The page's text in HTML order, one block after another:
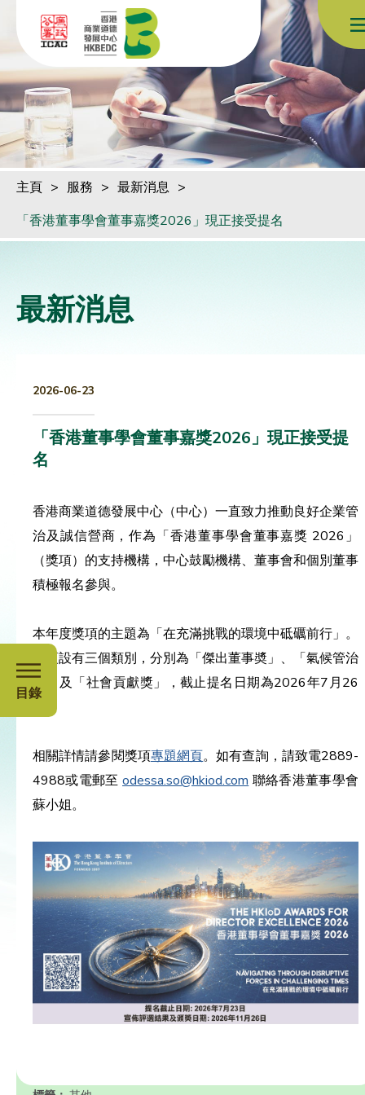
跳到內容（按回車鍵）
主頁 > 服務 > 最新消息 >
「香港董事學會董事嘉獎2026」現正接受提名
目錄
最新消息
2026-06-23
「香港董事學會董事嘉獎2026」現正接受提
名
香港商業道德發展中心（中心）一直致力推動良好企業管
治及誠信營商，作為「香港董事學會董事嘉獎 2026」
（獎項）的支持機構，中心鼓勵機構、董事會和個別董事
積極報名參與。
本年度獎項的主題為「在充滿挑戰的環境中砥礪前行」。
獎項設有三個類別，分別為「傑出董事奬」、「氣候管治
獎」及「社會貢獻獎」，截止提名日期為2026年7月26
日。
相關詳情請參閱獎項專題網頁。如有查詢，請致電2889-
4988或電郵至odessa.so@hkiod.com 聯絡香港董事學會
蘇小姐。